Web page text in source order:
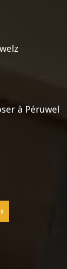
à Péruwel